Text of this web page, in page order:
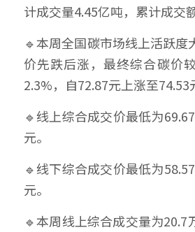
计成交量4.45亿吨，累计成交
🔹本周全国碳市场线上活跃度
价先跌后涨，最终综合碳价
2.3%，自72.87元上涨至74.53
🔹线上综合成交价最低为
元。
🔹线下综合成交价最低为
元。
🔹本周线上综合成交量为20.7